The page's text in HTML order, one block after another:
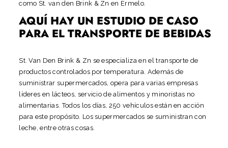
como St. van den Brink & Zn en Ermelo.
AQUÍ HAY UN ESTUDIO DE CASO
PARA EL TRANSPORTE DE BEBIDAS
St. Van Den Brink & Zn se especializa en el transporte de
productos controlados por temperatura. Además de
suministrar supermercados, opera para varias empresas
líderes en lácteos, servicio de alimentos y minoristas no
alimentarias. Todos los días, 250 vehículos están en acción
para este propósito. Los supermercados se suministran con
leche, entre otras cosas.